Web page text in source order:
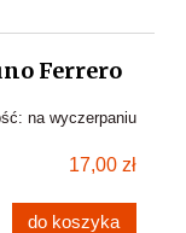
Ferrero
na wyczerpaniu
17,00 zł
do koszyka